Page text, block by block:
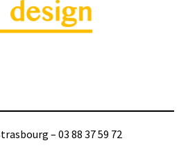
– 03 88 37 59 72